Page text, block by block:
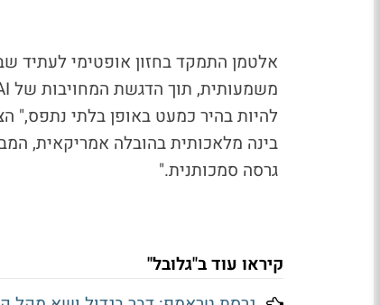
אלטמן התמקד בחזון אופטימי לעתיד
להיות בהיר כמעט באופן בלתי
בינה מלאכותית בהובלה אמריקאית,
גרסה סמכותנית."
קיראו עוד ב"גלובל"